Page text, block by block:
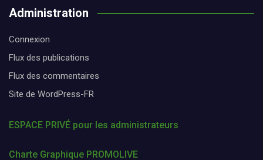
Administration
Connexion
Flux des publications
Flux des commentaires
Site de WordPress-FR
ESPACE PRIVÉ pour les administrateurs
Charte Graphique PROMOLIVE